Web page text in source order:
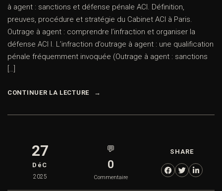
à agent : sanctions et défense pénale ACI. Définition,
preuves, procédure et stratégie du Cabinet ACI à Paris.
Outrage à agent : comprendre l’infraction et organiser la
défense ACI I. L’infraction d’outrage à agent : une qualification
pénale fréquemment invoquée (Outrage à agent : sanctions
[…]
CONTINUER LA LECTURE
27
DéC
2025
💬
0
Commentaire
SHARE